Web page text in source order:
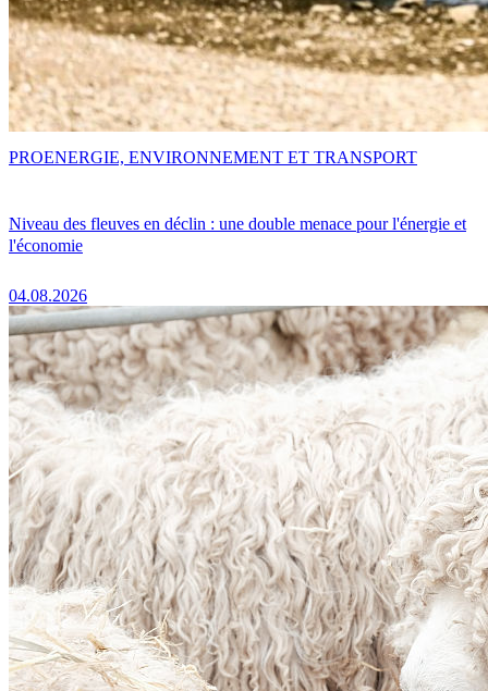
Niveau des fleuves en déclin : une double menace pour l'énergie et
l'économie
04.08.2026
PROENERGIE, ENVIRONNEMENT ET TRANSPORT